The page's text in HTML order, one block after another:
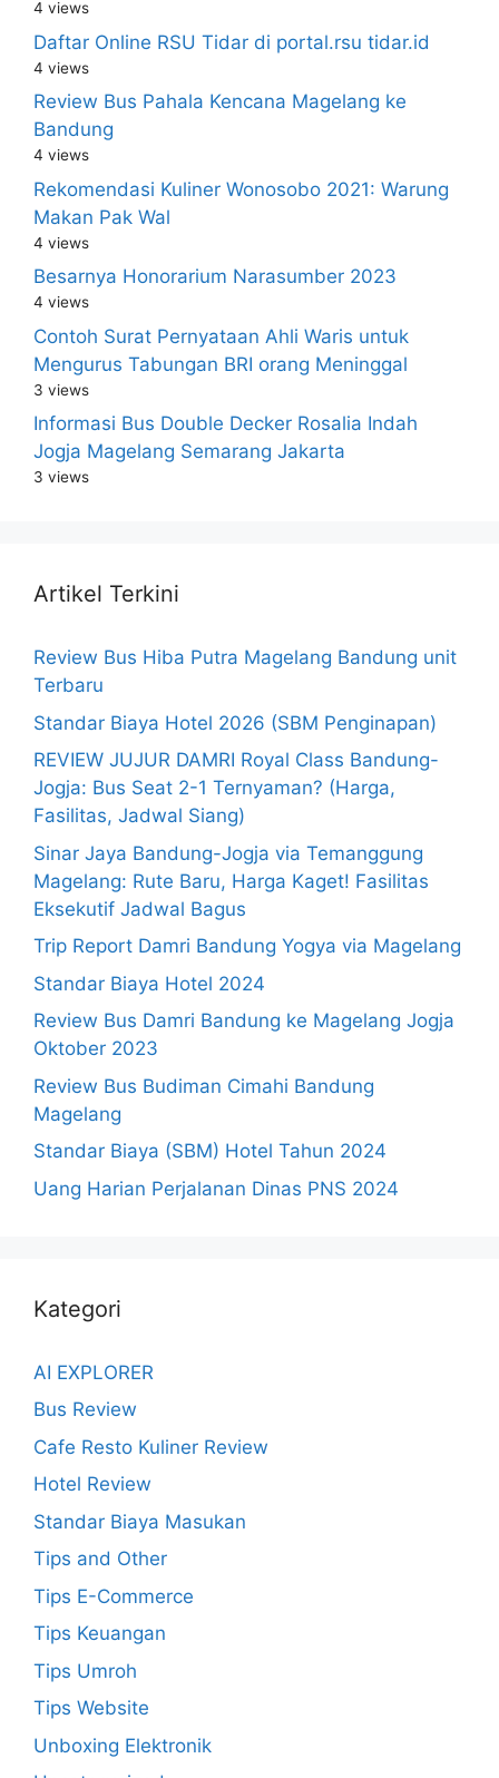
4 views
Daftar Online RSU Tidar di portal.rsu tidar.id
4 views
Review Bus Pahala Kencana Magelang ke
Bandung
4 views
Rekomendasi Kuliner Wonosobo 2021: Warung
Makan Pak Wal
4 views
Besarnya Honorarium Narasumber 2023
4 views
Contoh Surat Pernyataan Ahli Waris untuk
Mengurus Tabungan BRI orang Meninggal
3 views
Informasi Bus Double Decker Rosalia Indah
Jogja Magelang Semarang Jakarta
3 views
Artikel Terkini
Review Bus Hiba Putra Magelang Bandung unit
Terbaru
Standar Biaya Hotel 2026 (SBM Penginapan)
REVIEW JUJUR DAMRI Royal Class Bandung-
Jogja: Bus Seat 2-1 Ternyaman? (Harga,
Fasilitas, Jadwal Siang)
Sinar Jaya Bandung-Jogja via Temanggung
Magelang: Rute Baru, Harga Kaget! Fasilitas
Eksekutif Jadwal Bagus
Trip Report Damri Bandung Yogya via Magelang
Standar Biaya Hotel 2024
Review Bus Damri Bandung ke Magelang Jogja
Oktober 2023
Review Bus Budiman Cimahi Bandung
Magelang
Standar Biaya (SBM) Hotel Tahun 2024
Uang Harian Perjalanan Dinas PNS 2024
Kategori
AI EXPLORER
Bus Review
Cafe Resto Kuliner Review
Hotel Review
Standar Biaya Masukan
Tips and Other
Tips E-Commerce
Tips Keuangan
Tips Umroh
Tips Website
Unboxing Elektronik